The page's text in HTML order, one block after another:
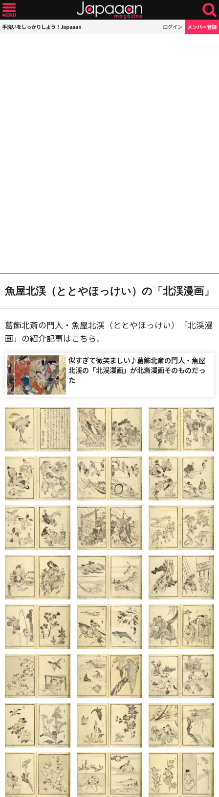
手洗いをしっかりしよう！Japaaan ログイン メンバー登録
魚屋北渓（ととやほっけい）の「北渓漫画」
葛飾北斎の門人・魚屋北渓（ととやほっけい）「北渓漫
画」の紹介記事はこちら。
似すぎて微笑ましい♪葛飾北斎の門人・魚屋
北渓の「北渓漫画」が北斎漫画そのものだっ
た